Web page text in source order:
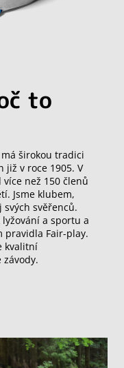
to
má širokou tradici
již v roce 1905. V
než 150 členů
Jsme klubem,
svěřenců.
a sportu a
pravidla Fair-play.
kvalitní